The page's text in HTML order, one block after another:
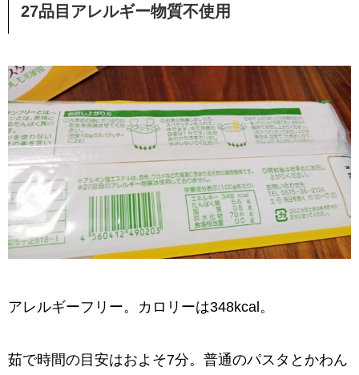
27品目アレルギー物質不使用
アレルギーフリー。カロリーは348kcal。
茹で時間の目安はおよそ7分。普通のパスタとかわん